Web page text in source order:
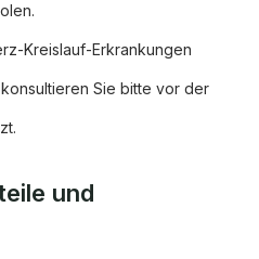
Kreislauf-Erkrankungen
Sie bitte vor der
und